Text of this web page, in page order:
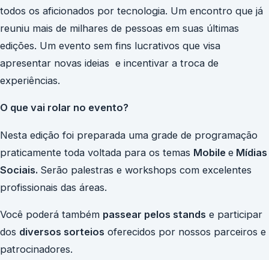
todos os aficionados por tecnologia. Um encontro que já
reuniu mais de milhares de pessoas em suas últimas
edições. Um evento sem fins lucrativos que visa
apresentar novas ideias e incentivar a troca de
experiências.
O que vai rolar no evento?
Nesta edição foi preparada uma grade de programação
praticamente toda voltada para os temas Mobile e Mídias
Sociais. Serão palestras e workshops com excelentes
profissionais das áreas.
Você poderá também passear pelos stands e participar
dos diversos sorteios oferecidos por nossos parceiros e
patrocinadores.